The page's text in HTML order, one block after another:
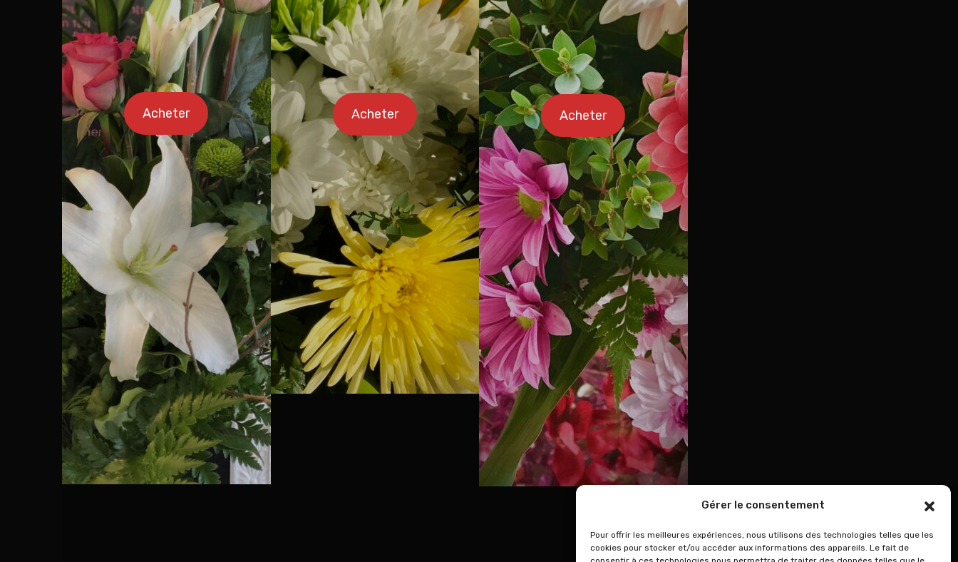
Gérer le consentement
Pour offrir les meilleures expériences, nous utilisons des technologies telles que les
cookies pour stocker et/ou accéder aux informations des appareils. Le fait de
Acheter Acheter Acheter